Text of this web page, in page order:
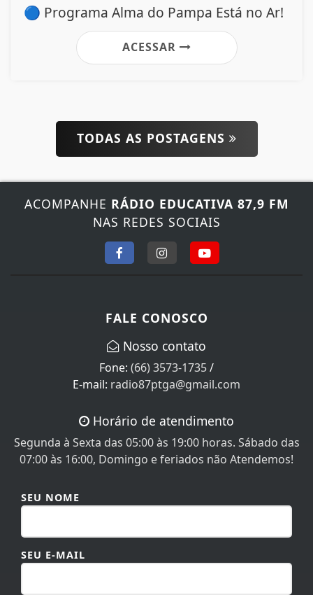
🔵 Programa Alma do Pampa Está no Ar!
ACESSAR
TODAS AS POSTAGENS
ACOMPANHE RÁDIO EDUCATIVA 87,9 FM
NAS REDES SOCIAIS
FALE CONOSCO
Nosso contato
Fone: (66) 3573-1735/
E-mail: radio87ptga@gmail.com
Horário de atendimento
Segunda à Sexta das 05:00 às 19:00 horas. Sábado das
07:00 às 16:00, Domingo e feriados não Atendemos!
SEU NOME
SEU E-MAIL